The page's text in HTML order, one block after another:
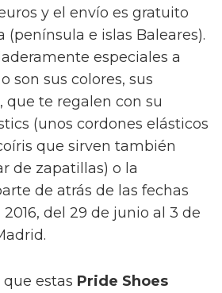
y el envío es gratuito
(península e islas Baleares).
especiales a
son sus colores, sus
que te regalen con su
(unos cordones elásticos
que sirven también
de zapatillas) o la
de atrás de las fechas
del 29 de junio al 3 de
estas Pride Shoes